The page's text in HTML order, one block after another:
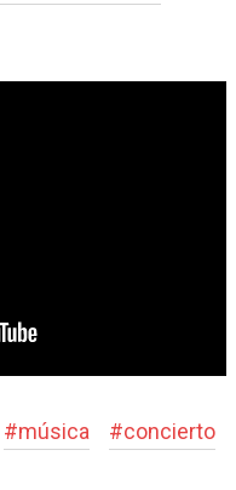
#música #concierto